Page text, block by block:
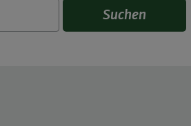
Suchen